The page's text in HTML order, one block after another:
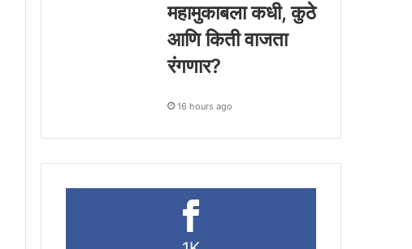
महामुकाबला कधी, कुठे
आणि किती वाजता
रंगणार?
16 hours ago